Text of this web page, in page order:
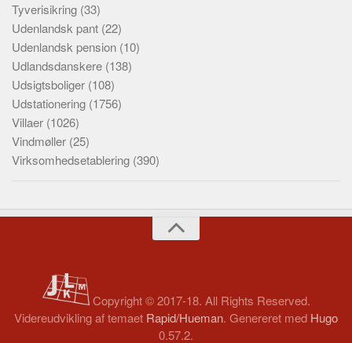
Tyverisikring (33)
Udenlandsk pant (22)
Udenlandsk pension (10)
Udlandsdanskere (138)
Udsigtsboliger (108)
Udstationering (1756)
Villaer (1026)
Vindmøller (25)
Virksomhedsetablering (390)
Copyright © 2017-18. All Rights Reserved.
Videreudvikling af temaet Rapid/Hueman. Genereret med Hugo
0.57.2.